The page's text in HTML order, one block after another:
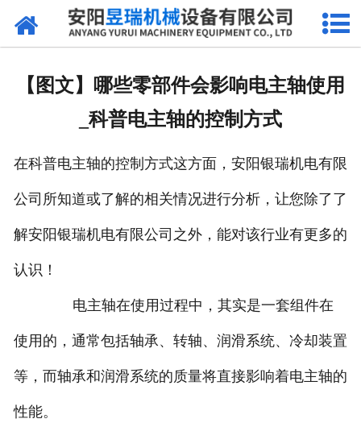
网站首页
联系我们
【图文】哪些零部件会影响电主轴使用
_科普电主轴的控制方式
在科普电主轴的控制方式这方面，安阳银瑞机电有限
公司所知道或了解的相关情况进行分析，让您除了了
解安阳银瑞机电有限公司之外，能对该行业有更多的
认识！
电主轴在使用过程中，其实是一套组件在
使用的，通常包括轴承、转轴、润滑系统、冷却装置
等，而轴承和润滑系统的质量将直接影响着电主轴的
性能。